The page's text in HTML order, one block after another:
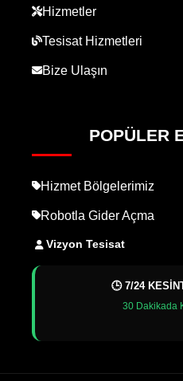
Hizmetler
Tesisat Hizmetleri
Bize Ulaşın
POPÜLER
Hizmet Bölgelerimiz
Robotla Gider Açma
Vizyon Tesisat
🕒 7/24
30 Dakikada